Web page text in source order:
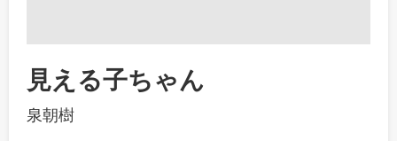
見える子ちゃん
泉朝樹